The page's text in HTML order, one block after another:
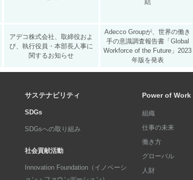
結
アデコ株式会社、取締役およ
び、執行役員・本部長人事に
関するお知らせ
Adecco Groupが、世界の働き
手の意識調査報告書「Global
Workforce of the Future」2023
年版を発表
サステナビリティ
SDGs
SDGsへの取り組み
社会貢献活動
Innovation Foundation（イノベーシ
Power of Work
組織
仕事の未来
働き方
グローバル
人財